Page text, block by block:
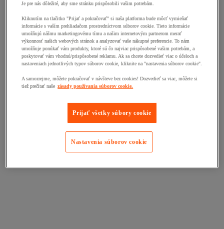
Je pre nás dôležité, aby sme stránku prispôsobili vašim potrebám.
Kliknutím na tlačitko "Prijať a pokračovať" si naša platforma bude môcť vymieňať
informácie s vaším prehliadačom prostredníctvom súborov cookie. Tieto informácie
umožňujú nášmu marketingovému tímu a našim internetovým partnerom merať
výkonnosť našich webových stránok a analyzovať vaše nákupné preferencie. To nám
umožňuje ponúkať vám produkty, ktoré sú čo najviac prispôsobené vašim potrebám, a
poskytovať vám vhodnú/prispôsobené reklamu. Ak sa chcete dozvedieť viac o účeloch a
nastaveniach jednotlivých typov súborov cookie, kliknite na "nastavenia súborov cookie".
A samozrejme, môžete pokračovať v návšteve bez cookies! Dozvedieť sa viac, môžete si
tiež prečítať naše zásady používania súborov cookie.
Prijať všetky súbory cookie
Nastavenia súborov cookie